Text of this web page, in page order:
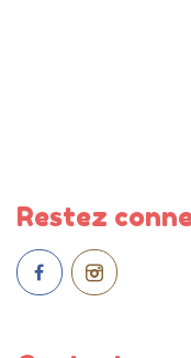
Restez